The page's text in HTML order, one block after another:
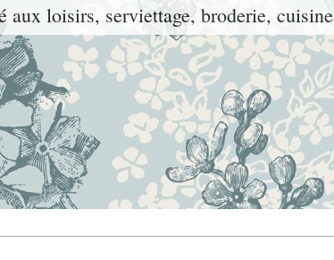
aux loisirs, serviettage, broderie, cuisine